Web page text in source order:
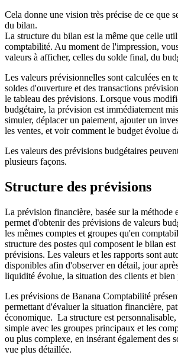
Cela donne une vision très précise de ce que
du bilan.
La structure du bilan est la même que celle
comptabilité. Au moment de l'impression,
valeurs à afficher, celles du solde final, du
Les valeurs prévisionnelles sont calculées en
soldes d'ouverture et des transactions
le tableau des prévisions. Lorsque vous
budgétaire, la prévision est immédiatement
simuler, déplacer un paiement, ajouter un
les ventes, et voir comment le budget évolue
Les valeurs des prévisions budgétaires
plusieurs façons.
Structure des prévisions
La prévision financière, basée sur la méthode
permet d'obtenir des prévisions de valeurs
les mêmes comptes et groupes qu'en
structure des postes qui composent le bilan
prévisions. Les valeurs et les rapports sont
disponibles afin d'observer en détail, jour
liquidité évolue, la situation des clients et bien
Les prévisions de Banana Comptabilité
permettant d'évaluer la situation financière,
économique. La structure est personnalisable,
simple avec les groupes principaux et les
ou plus complexe, en insérant également des
vue plus détaillée.